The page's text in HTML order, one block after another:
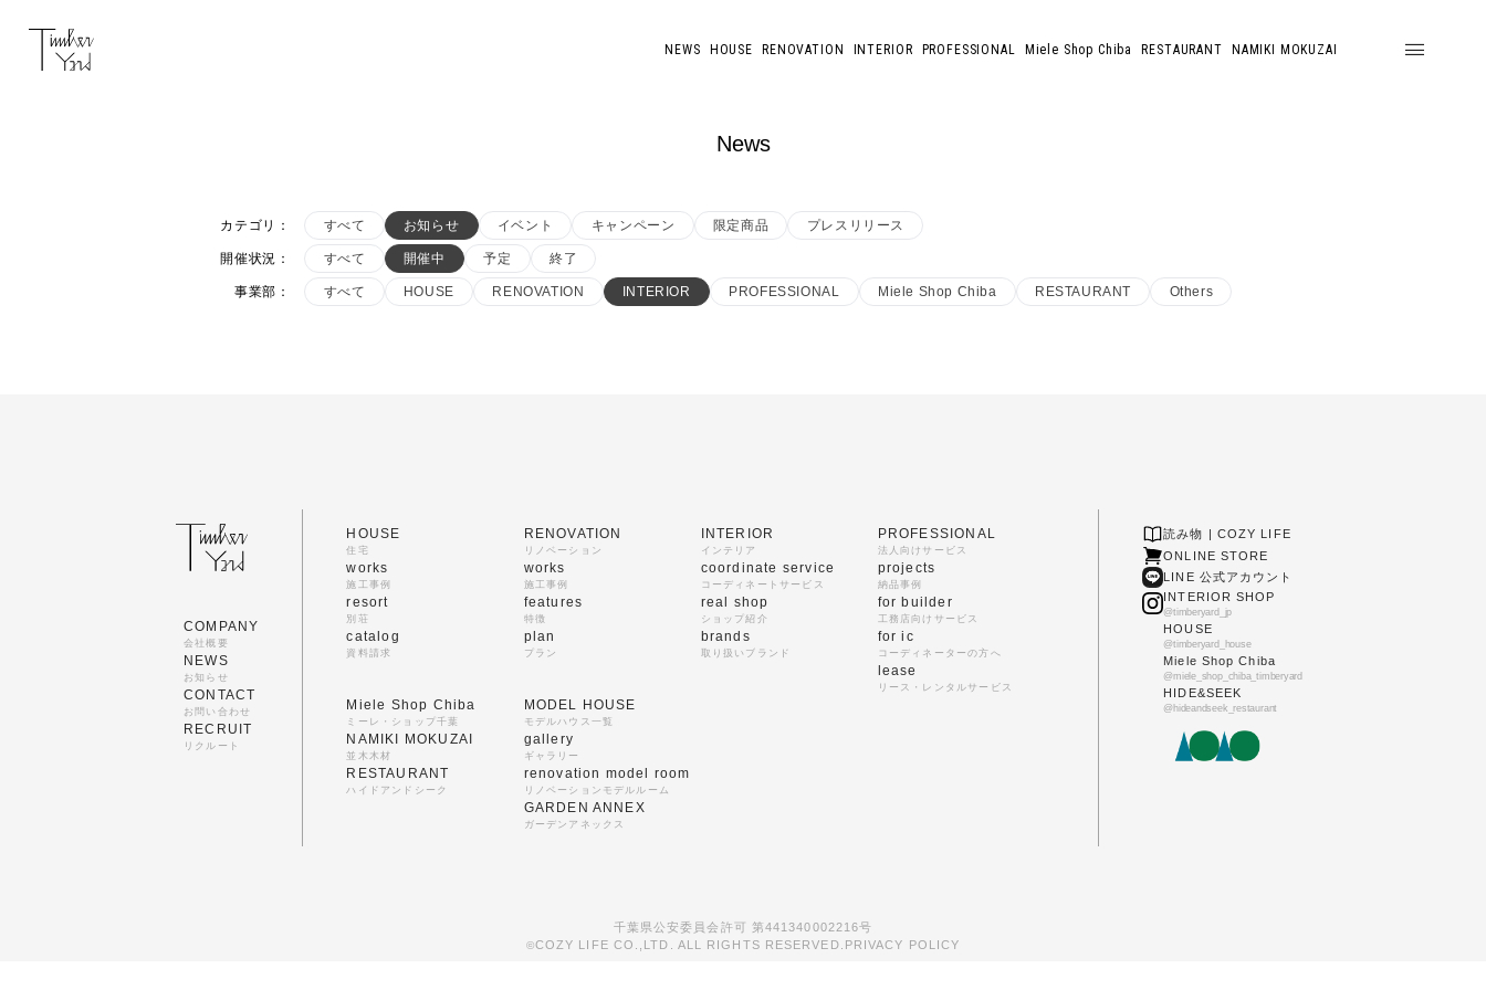
NEWS HOUSE RENOVATION INTERIOR PROFESSIONAL Miele Shop Chiba RESTAURANT NAMIKI MOKUZAI
News
カテゴリ ： すべて お知らせ イベント キャンペーン 限定商品 プレスリリース
開催状況 ： すべて 開催中 予定 終了
事業部 ： すべて HOUSE RENOVATION INTERIOR PROFESSIONAL Miele Shop Chiba RESTAURANT Others
COMPANY
会社概要
NEWS
お知らせ
CONTACT
お問い合わせ
RECRUIT
リクルート
HOUSE
住宅
works
施工事例
resort
別荘
catalog
資料請求
RENOVATION
リノベーション
works
施工事例
features
特徴
plan
プラン
INTERIOR
インテリア
coordinate service
コーディネートサービス
real shop
ショップ紹介
brands
取り扱いブランド
PROFESSIONAL
法人向けサービス
projects
納品事例
for builder
工務店向けサービス
for ic
コーディネーターの方へ
lease
リース・レンタルサービス
Miele Shop Chiba
ミーレ・ショップ千葉
NAMIKI MOKUZAI
並木木材
RESTAURANT
ハイドアンドシーク
MODEL HOUSE
モデルハウス一覧
gallery
ギャラリー
renovation model room
リノベーションモデルルーム
GARDEN ANNEX
ガーデンアネックス
読み物 | COZY LIFE
ONLINE STORE
LINE 公式アカウント
INTERIOR SHOP
@timberyard_jp
HOUSE
@timberyard_house
Miele Shop Chiba
@miele_shop_chiba_timberyard
HIDE&SEEK
@hideandseek_restaurant
千葉県公安委員会許可 第441340002216号
©COZY LIFE CO.,LTD. ALL RIGHTS RESERVED. PRIVACY POLICY